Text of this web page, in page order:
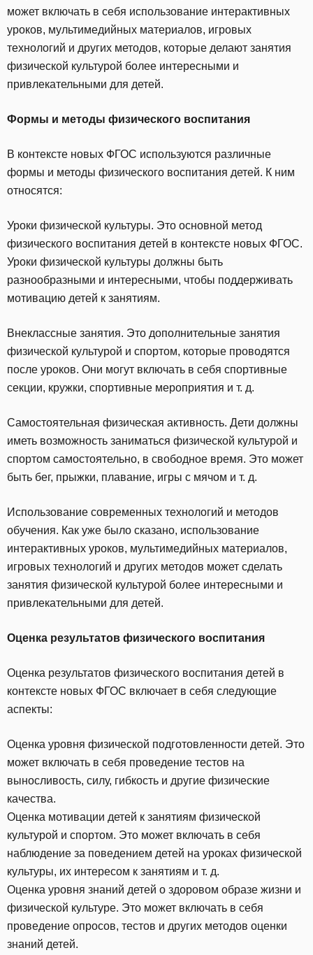
может включать в себя использование интерактивных
уроков, мультимедийных материалов, игровых
технологий и других методов, которые делают занятия
физической культурой более интересными и
привлекательными для детей.
Формы и методы физического воспитания
В контексте новых ФГОС используются различные
формы и методы физического воспитания детей. К ним
относятся:
Уроки физической культуры. Это основной метод
физического воспитания детей в контексте новых ФГОС.
Уроки физической культуры должны быть
разнообразными и интересными, чтобы поддерживать
мотивацию детей к занятиям.
Внеклассные занятия. Это дополнительные занятия
физической культурой и спортом, которые проводятся
после уроков. Они могут включать в себя спортивные
секции, кружки, спортивные мероприятия и т. д.
Самостоятельная физическая активность. Дети должны
иметь возможность заниматься физической культурой и
спортом самостоятельно, в свободное время. Это может
быть бег, прыжки, плавание, игры с мячом и т. д.
Использование современных технологий и методов
обучения. Как уже было сказано, использование
интерактивных уроков, мультимедийных материалов,
игровых технологий и других методов может сделать
занятия физической культурой более интересными и
привлекательными для детей.
Оценка результатов физического воспитания
Оценка результатов физического воспитания детей в
контексте новых ФГОС включает в себя следующие
аспекты:
Оценка уровня физической подготовленности детей. Это
может включать в себя проведение тестов на
выносливость, силу, гибкость и другие физические
качества.
Оценка мотивации детей к занятиям физической
культурой и спортом. Это может включать в себя
наблюдение за поведением детей на уроках физической
культуры, их интересом к занятиям и т. д.
Оценка уровня знаний детей о здоровом образе жизни и
физической культуре. Это может включать в себя
проведение опросов, тестов и других методов оценки
знаний детей.